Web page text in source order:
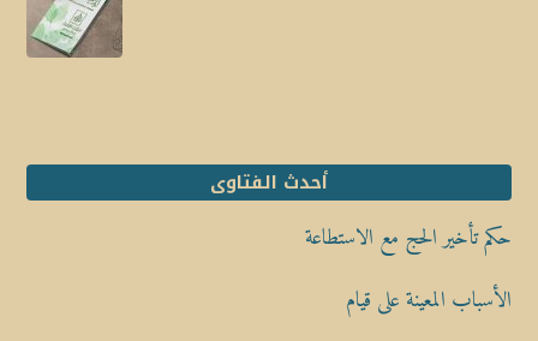
أحدث الفتاوى
حكم تأخير الحج مع الاستطاعة
الأسباب المعينة على قيام